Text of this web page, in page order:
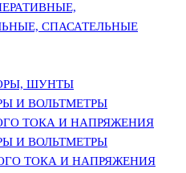
СПАСАТЕЛЬНЫЕ
ШУНТЫ
И ВОЛЬТМЕТРЫ
ТОКА И НАПРЯЖЕНИЯ
И ВОЛЬТМЕТРЫ
ТОКА И НАПРЯЖЕНИЯ